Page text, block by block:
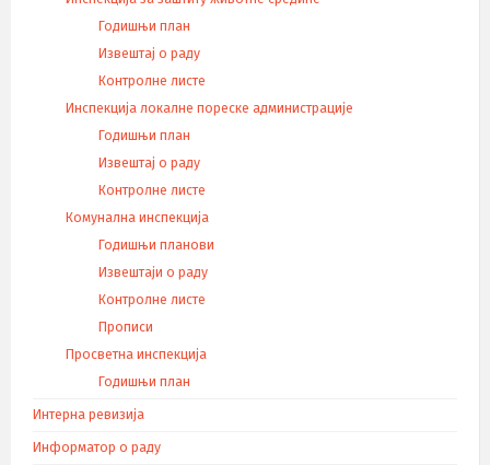
Годишњи план
Извештај о раду
Контролне листе
Инспекција локалне пореске администрације
Годишњи план
Извештај о раду
Контролне листе
Комунална инспекција
Годишњи планови
Извештаји о раду
Контролне листе
Прописи
Просветна инспекција
Годишњи план
Интерна ревизија
Информатор о раду